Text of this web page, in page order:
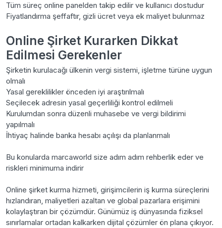
Tüm süreç online panelden takip edilir ve kullanıcı dostudur
Fiyatlandırma şeffaftır, gizli ücret veya ek maliyet bulunmaz
Online Şirket Kurarken Dikkat
Edilmesi Gerekenler
Şirketin kurulacağı ülkenin vergi sistemi, işletme türüne uygun
olmalı
Yasal gereklilikler önceden iyi araştırılmalı
Seçilecek adresin yasal geçerliliği kontrol edilmeli
Kurulumdan sonra düzenli muhasebe ve vergi bildirimi
yapılmalı
İhtiyaç halinde banka hesabı açılışı da planlanmalı
Bu konularda marcaworld size adım adım rehberlik eder ve
riskleri minimuma indirir
Online şirket kurma hizmeti, girişimcilerin iş kurma süreçlerini
hızlandıran, maliyetleri azaltan ve global pazarlara erişimini
kolaylaştıran bir çözümdür. Günümüz iş dünyasında fiziksel
sınırlamalar ortadan kalkarken dijital çözümler ön plana çıkıyor.